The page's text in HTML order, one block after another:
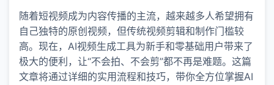
随着短视频成为内容传播的主流，越来越多人希望拥有
自己独特的原创视频，但传统视频剪辑和制作门槛较
高。现在，AI视频生成工具为新手和零基础用户带来了
极大的便利，让“不会拍、不会剪”都不再是难题。这篇
文章将通过详细的实用流程和技巧，带你全方位掌握AI